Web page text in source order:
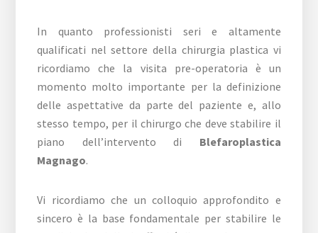
In quanto professionisti seri e altamente
qualificati nel settore della chirurgia plastica vi
ricordiamo che la visita pre-operatoria è un
momento molto importante per la definizione
delle aspettative da parte del paziente e, allo
stesso tempo, per il chirurgo che deve stabilire il
piano dell’intervento di Blefaroplastica
Magnago.
Vi ricordiamo che un colloquio approfondito e
sincero è la base fondamentale per stabilire le